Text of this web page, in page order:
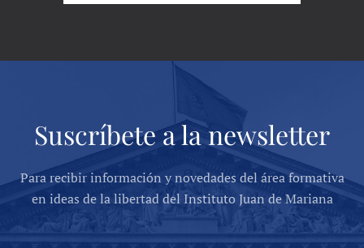
Suscríbete a la newsletter
Para recibir información y novedades del área formativa
en ideas de la libertad del Instituto Juan de Mariana